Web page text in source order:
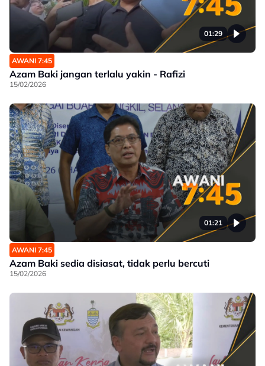
01:29
AWANI 7:45
Azam Baki jangan terlalu yakin - Rafizi
15/02/2026
01:21
AWANI 7:45
Azam Baki sedia disiasat, tidak perlu bercuti
15/02/2026